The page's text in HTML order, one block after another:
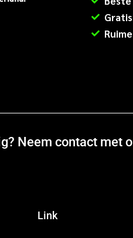
Neem contact met
Link